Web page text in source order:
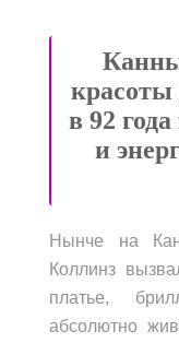
в 92
и
Нынче на
Коллинз
платье,
абсолютно